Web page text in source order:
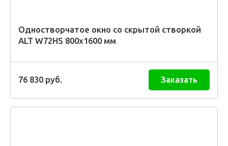
Одностворчатое окно со скрытой створкой
ALT W72HS 800х1600 мм
76 830 руб. Заказать